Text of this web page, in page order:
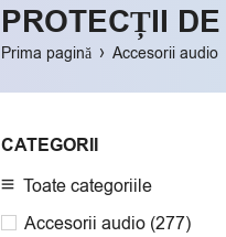
PROTECȚII
Prima pagină › Accesorii audio
CATEGORII
Toate categoriile
Accesorii audio (277)